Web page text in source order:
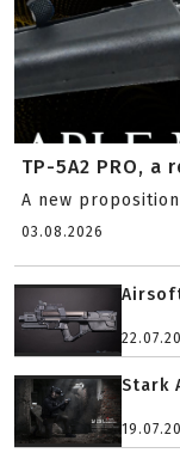
TP-5A2 PRO, a
A new
03.08.2026
Stark